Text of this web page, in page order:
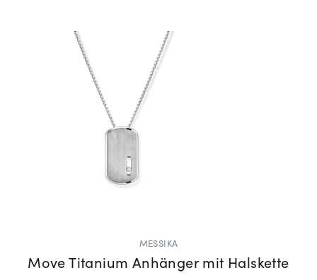
MESSIKA
Move Titanium Anhänger mit Halskette